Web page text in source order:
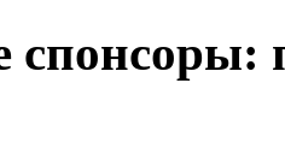
спонсоры: